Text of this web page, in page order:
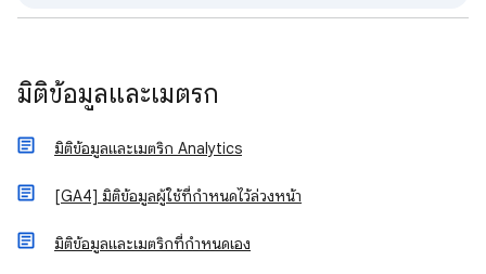
มิติข้อมูลและเมตริก
มิติข้อมูลและเมตริก Analytics
[GA4] มิติข้อมูลผู้ใช้ที่กําหนดไว้ล่วงหน้า
มิติข้อมูลและเมตริกที่กำหนดเอง